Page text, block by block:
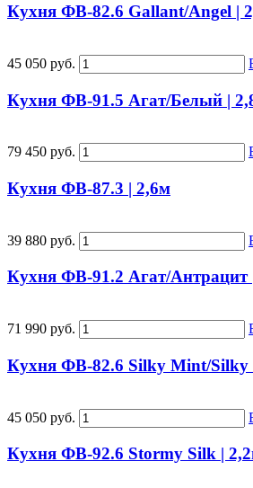
Кухня ФВ-82.6 Gallant/Angel |
45 050 руб.
Кухня ФВ-91.5 Агат/Белый |
79 450 руб.
Кухня ФВ-87.3 | 2,6м
39 880 руб.
Кухня ФВ-91.2 Агат/Антрацит
71 990 руб.
Кухня ФВ-82.6 Silky Mint/Silky
45 050 руб.
Кухня ФВ-92.6 Stormy Silk |